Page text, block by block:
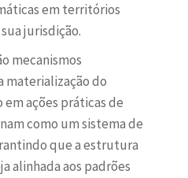
em territórios
jurisdição.
mecanismos
materialização do
ações práticas de
como um sistema de
que a estrutura
alinhada aos padrões